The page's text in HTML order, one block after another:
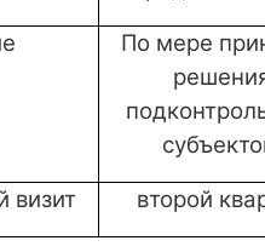
По мере
визит второй